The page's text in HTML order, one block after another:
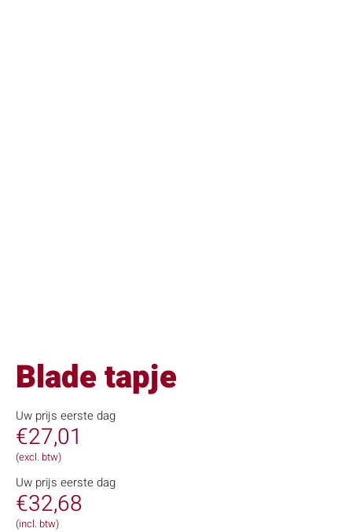
Blade tapje
Uw prijs eerste dag
€27,01
(excl. btw)
Uw prijs eerste dag
€32,68
(incl. btw)